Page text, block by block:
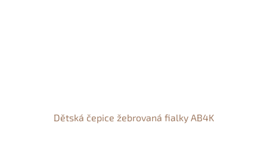
Dětská čepice žebrovaná fialky AB4K